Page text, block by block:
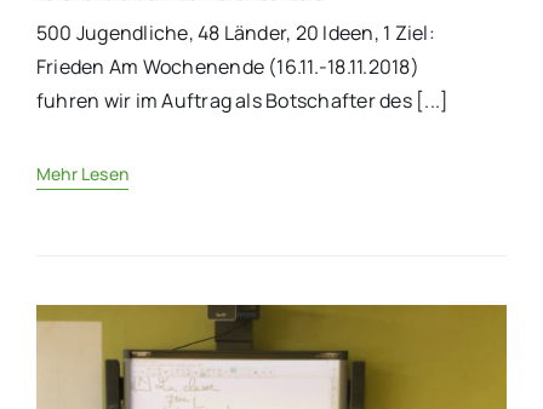
500 Jugendliche, 48 Länder, 20 Ideen, 1 Ziel:
Frieden Am Wochenende (16.11.-18.11.2018)
fuhren wir im Auftrag als Botschafter des [...]
Mehr Lesen